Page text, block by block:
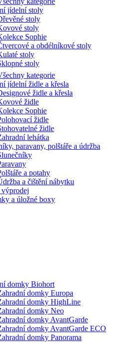
jídelní stoly
stoly
stoly
Sophie
a obdélníkové stoly
stoly
stoly
kategorie
jídelní židle a křesla
židle a křesla
židle
Sophie
židle
židle
lehátka
paravany, polštáře a údržba
a potahy
a čištění nábytku
a úložné boxy
domky Biohort
domky Europa
domky HighLine
domky Neo
domky AvantGarde
domky AvantGarde ECO
domky Panorama